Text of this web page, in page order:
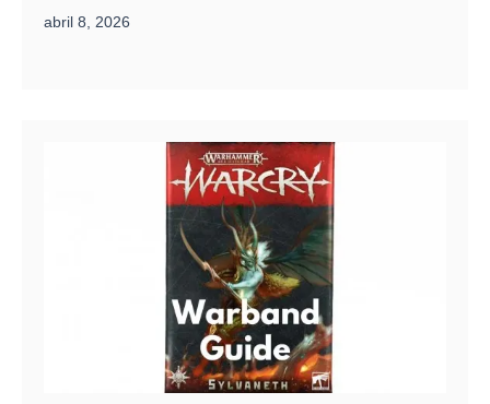
abril 8, 2026